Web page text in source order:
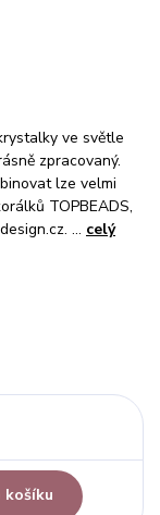
ve světle
zpracovaný.
lze velmi
TOPBEADS,
... celý
košíku